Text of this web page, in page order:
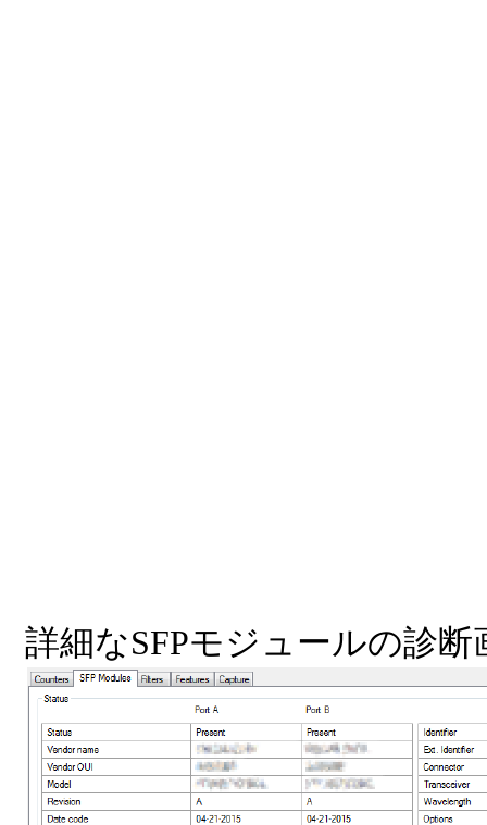
詳細なSFPモジュールの診断